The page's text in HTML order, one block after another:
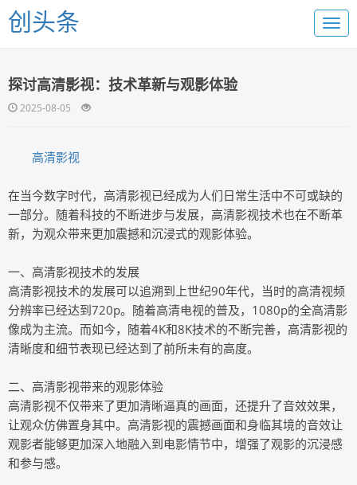
创头条
探讨高清影视：技术革新与观影体验
2025-08-05
高清影视
在当今数字时代，高清影视已经成为人们日常生活中不可或缺的
一部分。随着科技的不断进步与发展，高清影视技术也在不断革
新，为观众带来更加震撼和沉浸式的观影体验。
一、高清影视技术的发展
高清影视技术的发展可以追溯到上世纪90年代，当时的高清视频
分辨率已经达到720p。随着高清电视的普及，1080p的全高清影
像成为主流。而如今，随着4K和8K技术的不断完善，高清影视的
清晰度和细节表现已经达到了前所未有的高度。
二、高清影视带来的观影体验
高清影视不仅带来了更加清晰逼真的画面，还提升了音效效果，
让观众仿佛置身其中。高清影视的震撼画面和身临其境的音效让
观影者能够更加深入地融入到电影情节中，增强了观影的沉浸感
和参与感。